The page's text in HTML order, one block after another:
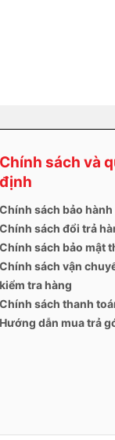
máy tính này
khoảng cách hợp
ở dưới nên trong
hơn trước khi
Bạn có thể dùng 2
máy theo dùng
Chính sách và
định
Chính sách bảo hành
Chính sách đổi trả
Chính sách bảo mật
Chính sách vận
kiểm tra hàng
Chính sách thanh
Hướng dẫn mua trả